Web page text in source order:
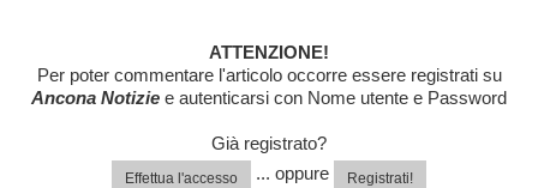
ATTENZIONE!
Per poter commentare l'articolo occorre essere registrati su
Ancona Notizie e autenticarsi con Nome utente e Password
Già registrato?
Effettua l'accesso ... oppure Registrati!